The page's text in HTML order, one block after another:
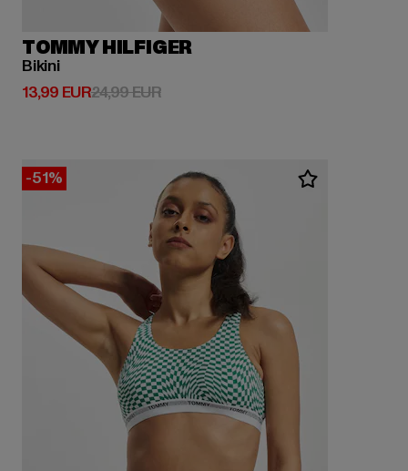
TOMMY HILFIGER
Bikini
13,99 EUR
Derzeitiger Preis: 13,99 EUR
24,99 EURAktionspreis: 24,99 EUR
-51%